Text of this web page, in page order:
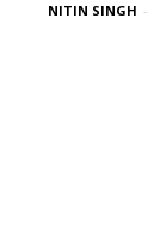
NITIN SINGH -